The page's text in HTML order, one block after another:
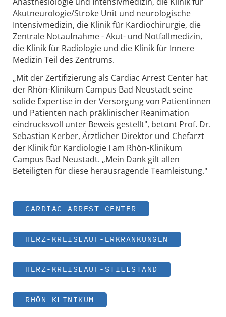
Akutneurologie/Stroke Unit und neurologische
Intensivmedizin, die Klinik für Kardiochirurgie, die
Zentrale Notaufnahme - Akut- und Notfallmedizin,
die Klinik für Radiologie und die Klinik für Innere
Medizin Teil des Zentrums.
„Mit der Zertifizierung als Cardiac Arrest Center hat
der Rhön-Klinikum Campus Bad Neustadt seine
solide Expertise in der Versorgung von Patientinnen
und Patienten nach präklinischer Reanimation
eindrucksvoll unter Beweis gestellt", betont Prof. Dr.
Sebastian Kerber, Ärztlicher Direktor und Chefarzt
der Klinik für Kardiologie I am Rhön-Klinikum
Campus Bad Neustadt. „Mein Dank gilt allen
Beteiligten für diese herausragende Teamleistung."
CARDIAC ARREST CENTER
HERZ-KREISLAUF-ERKRANKUNGEN
HERZ-KREISLAUF-STILLSTAND
RHÖN-KLINIKUM